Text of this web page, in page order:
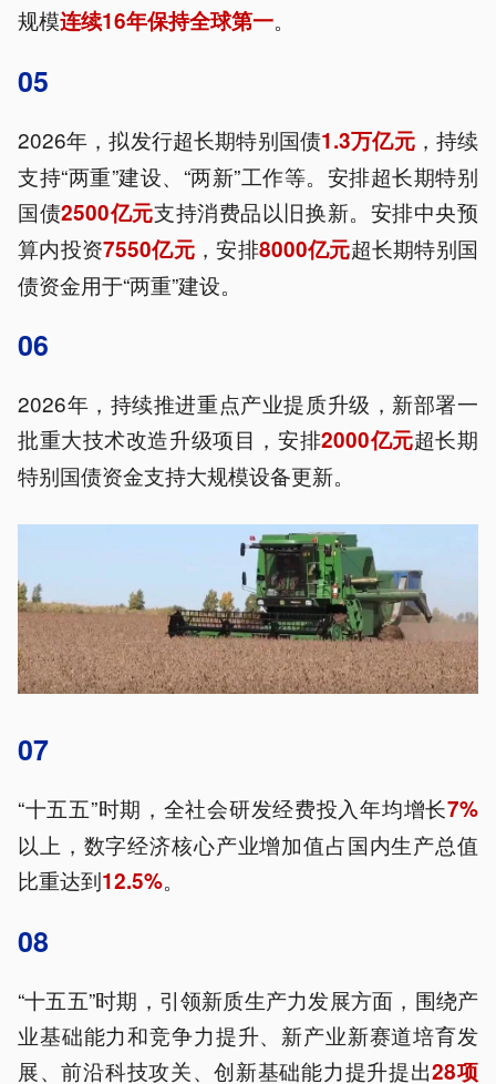
规模连续16年保持全球第一。
05
2026年，拟发行超长期特别国债1.3万亿元，持续
支持“两重”建设、“两新”工作等。安排超长期特别
国债2500亿元支持消费品以旧换新。安排中央预
算内投资7550亿元，安排8000亿元超长期特别国
债资金用于“两重”建设。
06
2026年，持续推进重点产业提质升级，新部署一
批重大技术改造升级项目，安排2000亿元超长期
特别国债资金支持大规模设备更新。
07
“十五五”时期，全社会研发经费投入年均增长7%
以上，数字经济核心产业增加值占国内生产总值
比重达到12.5%。
08
“十五五”时期，引领新质生产力发展方面，围绕产
业基础能力和竞争力提升、新产业新赛道培育发
展、前沿科技攻关、创新基础能力提升提出28项